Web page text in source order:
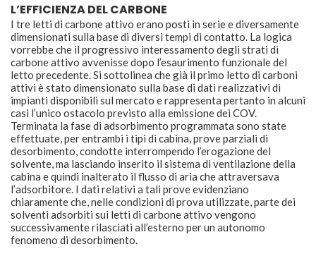
L’EFFICIENZA DEL CARBONE
I tre letti di carbone attivo erano posti in serie e diversamente
dimensionati sulla base di diversi tempi di contatto. La logica
vorrebbe che il progressivo interessamento degli strati di
carbone attivo avvenisse dopo l’esaurimento funzionale del
letto precedente. Si sottolinea che già il primo letto di carboni
attivi è stato dimensionato sulla base di dati realizzativi di
impianti disponibili sul mercato e rappresenta pertanto in alcuni
casi l’unico ostacolo previsto alla emissione dei COV.
Terminata la fase di adsorbimento programmata sono state
effettuate, per entrambi i tipi di cabina, prove parziali di
desorbimento, condotte interrompendo l’erogazione del
solvente, ma lasciando inserito il sistema di ventilazione della
cabina e quindi inalterato il flusso di aria che attraversava
l’adsorbitore. I dati relativi a tali prove evidenziano
chiaramente che, nelle condizioni di prova utilizzate, parte dei
solventi adsorbiti sui letti di carbone attivo vengono
successivamente rilasciati all’esterno per un autonomo
fenomeno di desorbimento.